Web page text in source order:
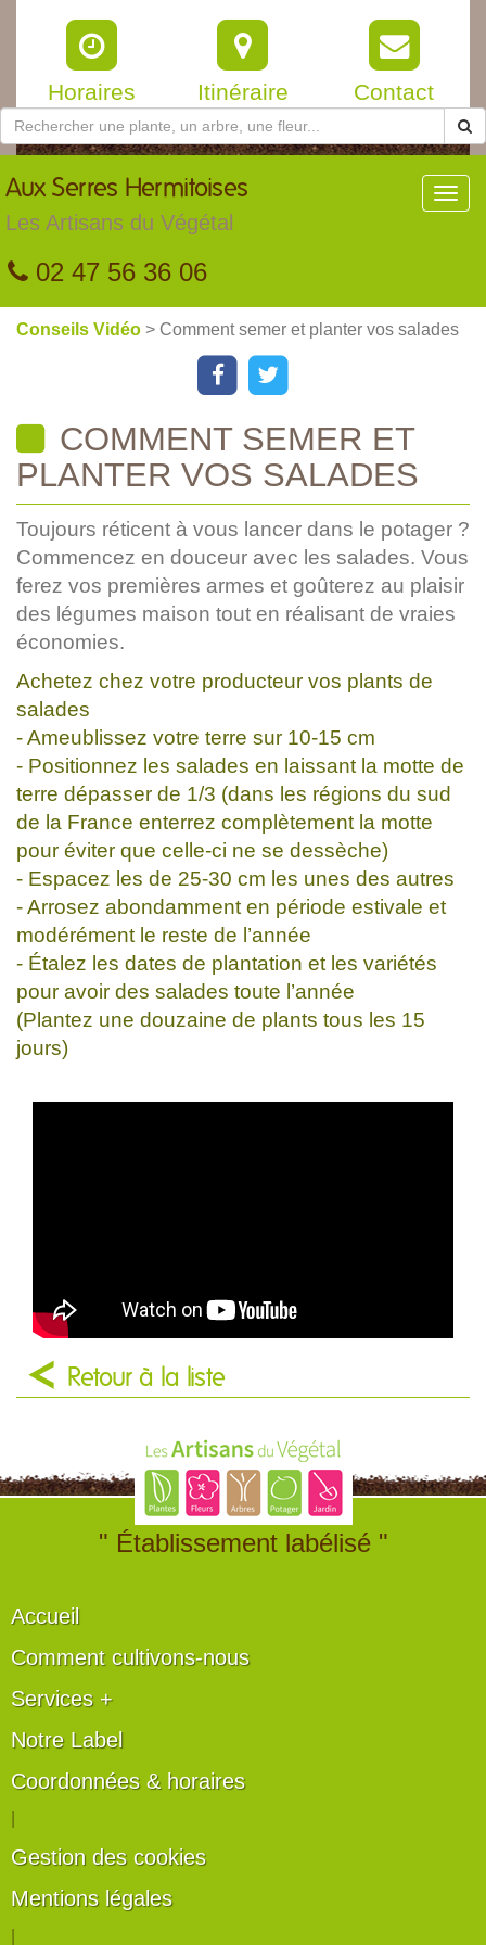
Horaires Itinéraire Contact
Aux Serres Hermitoises
Les Artisans du Végétal
02 47 56 36 06
Conseils Vidéo > Comment semer et planter vos salades
COMMENT SEMER ET
PLANTER VOS SALADES
Toujours réticent à vous lancer dans le potager ?
Commencez en douceur avec les salades. Vous
ferez vos premières armes et goûterez au plaisir
des légumes maison tout en réalisant de vraies
économies.
Achetez chez votre producteur vos plants de
salades
- Ameublissez votre terre sur 10-15 cm
- Positionnez les salades en laissant la motte de
terre dépasser de 1/3 (dans les régions du sud
de la France enterrez complètement la motte
pour éviter que celle-ci ne se dessèche)
- Espacez les de 25-30 cm les unes des autres
- Arrosez abondamment en période estivale et
modérément le reste de l’année
- Étalez les dates de plantation et les variétés
pour avoir des salades toute l’année
(Plantez une douzaine de plants tous les 15
jours)
Retour à la liste
" Établissement labélisé "
Accueil
Comment cultivons-nous
Services +
Notre Label
Coordonnées & horaires
Gestion des cookies
Mentions légales